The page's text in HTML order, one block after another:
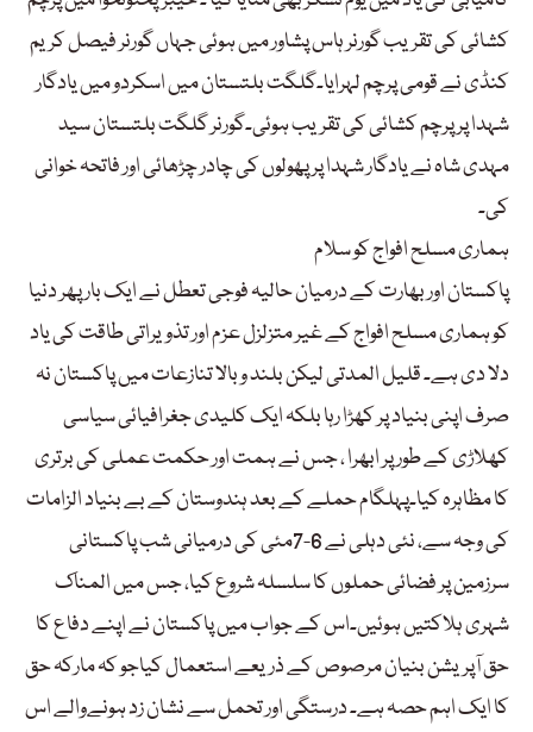
کشائی کی تقریب گورنر ہاس پشاور میں ہوئی جہاں گورنر فیصل کریم
کنڈی نے قومی پرچم لہرایا۔گلگت بلتستان میں اسکردو میں یادگار
شہدا پر پرچم کشائی کی تقریب ہوئی۔گورنر گلگت بلتستان سید
مہدی شاہ نے یادگار شہدا پر پھولوں کی چادر چڑھائی اور فاتحہ خوانی
کی۔
ہماری مسلح افواج کو سلام
پاکستان اور بھارت کے درمیان حالیہ فوجی تعطل نے ایک بار پھر دنیا
کو ہماری مسلح افواج کے غیر متزلزل عزم اور تذویراتی طاقت کی یاد
دلا دی ہے۔ قلیل المدتی لیکن بلند و بالا تنازعات میں پاکستان نہ
صرف اپنی بنیاد پر کھڑا رہا بلکہ ایک کلیدی جغرافیائی سیاسی
کھلاڑی کے طور پر ابھرا ، جس نے ہمت اور حکمت عملی کی برتری
کا مظاہرہ کیا۔پہلگام حملے کے بعد ہندوستان کے بے بنیاد الزامات
کی وجہ سے، نئی دہلی نے 6-7مئی کی درمیانی شب پاکستانی
سرزمین پر فضائی حملوں کا سلسلہ شروع کیا، جس میں المناک
شہری ہلاکتیں ہوئیں۔اس کے جواب میں پاکستان نے اپنے دفاع کا
حق آپریشن بنیان مرصوص کے ذریعے استعمال کیاجو کہ مارکہ حق
کا ایک اہم حصہ ہے۔ درستگی اور تحمل سے نشان زد ہونےوالے اس